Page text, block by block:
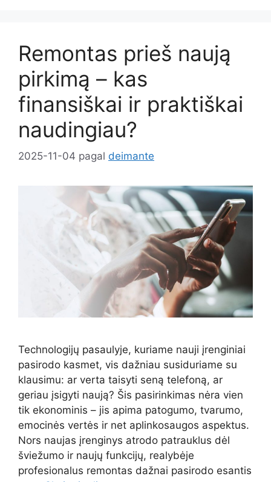
Remontas prieš naują
pirkimą – kas
finansiškai ir praktiškai
naudingiau?
2025-11-04 pagal deimante
Technologijų pasaulyje, kuriame nauji įrenginiai
pasirodo kasmet, vis dažniau susiduriame su
klausimu: ar verta taisyti seną telefoną, ar
geriau įsigyti naują? Šis pasirinkimas nėra vien
tik ekonominis – jis apima patogumo, tvarumo,
emocinės vertės ir net aplinkosaugos aspektus.
Nors naujas įrenginys atrodo patrauklus dėl
šviežumo ir naujų funkcijų, realybėje
profesionalus remontas dažnai pasirodo esantis